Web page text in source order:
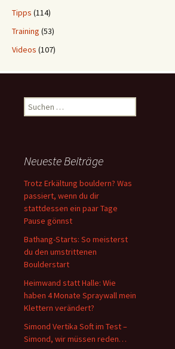
Tipps (114)
Training (53)
Videos (107)
Suchen
nach:
Neueste Beiträge
Trotz Erkältung bouldern? Was
passiert, wenn du dir
stattdessen ein paar Tage
Pause gönnst
Bathang-Starts: So meisterst
du den umstrittenen
Boulderstart
Heimwand statt Halle: Wie
haben 4 Monate Spraywall mein
Klettern verändert?
Simond Vertika Soft im Test –
Simond, wir müssen reden…